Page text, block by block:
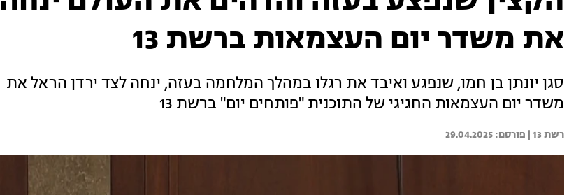
את משדר יום העצמאות ברשת 13
סגן יונתן בן חמו, שנפגע ואיבד את רגלו במהלך המלחמה בעזה, ינחה לצד ירדן הראל את
משדר יום העצמאות החגיגי של התוכנית "פותחים יום" ברשת 13
רשת 13 | 29.04.2025